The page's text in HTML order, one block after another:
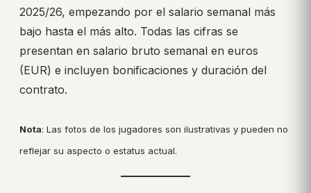
2025/26, empezando por el salario semanal más
bajo hasta el más alto. Todas las cifras se
presentan en salario bruto semanal en euros
(EUR) e incluyen bonificaciones y duración del
contrato.
Nota: Las fotos de los jugadores son ilustrativas y pueden no
reflejar su aspecto o estatus actual.